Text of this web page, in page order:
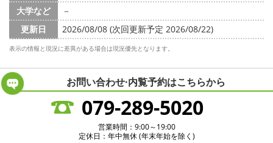
大学など
－
更新日
2026/08/08 (次回更新予定 2026/08/22)
表示の情報と現況に差異がある場合は現況優先となります。
お問い合わせ·内覧予約はこちらから
079-289-5020
営業時間：9:00～19:00
定休日：年中無休 (年末年始を除く)